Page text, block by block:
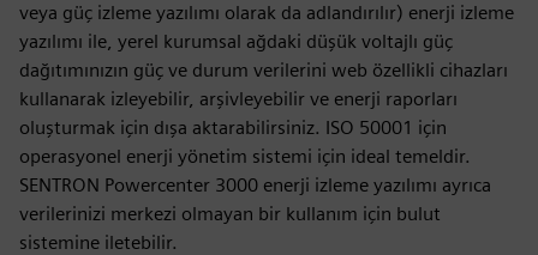
veya güç izleme yazılımı olarak da adlandırılır) enerji izleme
yazılımı ile, yerel kurumsal ağdaki düşük voltajlı güç
dağıtımınızın güç ve durum verilerini web özellikli cihazları
kullanarak izleyebilir, arşivleyebilir ve enerji raporları
oluşturmak için dışa aktarabilirsiniz. ISO 50001 için
operasyonel enerji yönetim sistemi için ideal temeldir.
SENTRON Powercenter 3000 enerji izleme yazılımı ayrıca
verilerinizi merkezi olmayan bir kullanım için bulut
sistemine iletebilir.